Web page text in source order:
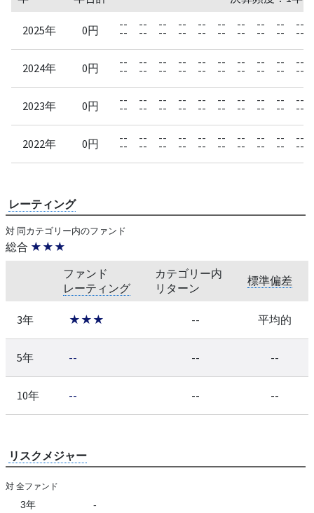
2025年 0円 --
--
--
--
--
--
--
--
--
--
--
--
--
--
--
--
--
--
--
--
2024年 0円 --
--
--
--
--
--
--
--
--
--
--
--
--
--
--
--
--
--
--
--
2023年 0円 --
--
--
--
--
--
--
--
--
--
--
--
--
--
--
--
--
--
--
--
2022年 0円 --
--
--
--
--
--
--
--
--
--
--
--
--
--
--
--
--
--
--
--
レーティング
対 同カテゴリー内のファンド
総合 ★★★
ファンド
レーティング
カテゴリー内
リターン
標準偏差
3年 ★★★ -- 平均的
5年 -- -- --
10年 -- -- --
リスクメジャー
対 全ファンド
3年 -